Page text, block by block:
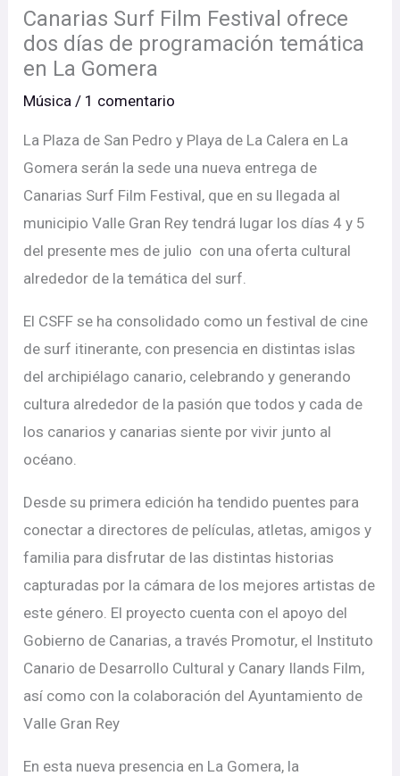
Canarias Surf Film Festival ofrece
dos días de programación temática
en La Gomera
Música / 1 comentario
La Plaza de San Pedro y Playa de La Calera en La
Gomera serán la sede una nueva entrega de
Canarias Surf Film Festival, que en su llegada al
municipio Valle Gran Rey tendrá lugar los días 4 y 5
del presente mes de julio con una oferta cultural
alrededor de la temática del surf.
El CSFF se ha consolidado como un festival de cine
de surf itinerante, con presencia en distintas islas
del archipiélago canario, celebrando y generando
cultura alrededor de la pasión que todos y cada de
los canarios y canarias siente por vivir junto al
océano.
Desde su primera edición ha tendido puentes para
conectar a directores de películas, atletas, amigos y
familia para disfrutar de las distintas historias
capturadas por la cámara de los mejores artistas de
este género. El proyecto cuenta con el apoyo del
Gobierno de Canarias, a través Promotur, el Instituto
Canario de Desarrollo Cultural y Canary Ilands Film,
así como con la colaboración del Ayuntamiento de
Valle Gran Rey
En esta nueva presencia en La Gomera, la